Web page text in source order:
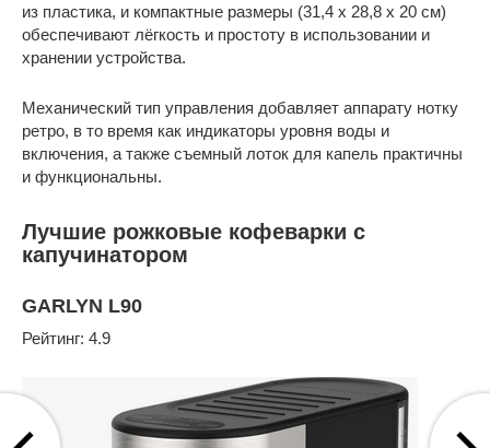
из пластика, и компактные размеры (31,4 х 28,8 х 20 см)
обеспечивают лёгкость и простоту в использовании и
хранении устройства.
Механический тип управления добавляет аппарату нотку
ретро, в то время как индикаторы уровня воды и
включения, а также съемный лоток для капель практичны
и функциональны.
Лучшие рожковые кофеварки с
капучинатором
GARLYN L90
Рейтинг: 4.9